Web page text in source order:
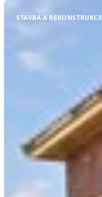
STAVBA A REKONSTRUKCE